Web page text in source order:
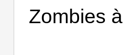
Zombies